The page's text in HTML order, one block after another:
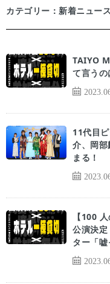
カテゴリー：新着ニュース
TAIYO
て言うの
11代目
介、岡
まる！
【100
公演決
ター「嘘